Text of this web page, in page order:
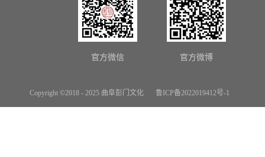
Copyright ©2018 - 2025 曲阜彭门文化 鲁ICP备2022019412号-1
官方微信 官方微博